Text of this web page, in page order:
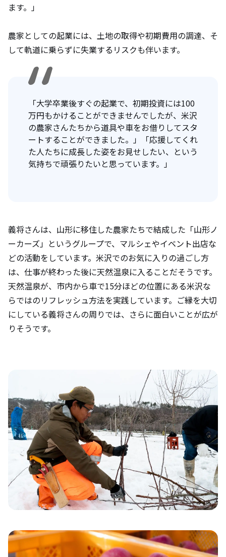
ます。」
農家としての起業には、土地の取得や初期費用の調達、そ
して軌道に乗らずに失業するリスクも伴います。
「大学卒業後すぐの起業で、初期投資には100
万円もかけることができませんでしたが、米沢
の農家さんたちから道具や車をお借りしてスタ
ートすることができました。」「応援してくれ
た人たちに成長した姿をお見せしたい、という
気持ちで頑張りたいと思っています。」
義将さんは、山形に移住した農家たちで結成した「山形ノ
ーカーズ」というグループで、マルシェやイベント出店な
どの活動をしています。米沢でのお気に入りの過ごし方
は、仕事が終わった後に天然温泉に入ることだそうです。
天然温泉が、市内から車で15分ほどの位置にある米沢な
らではのリフレッシュ方法を実践しています。ご縁を大切
にしている義将さんの周りでは、さらに面白いことが広が
りそうです。